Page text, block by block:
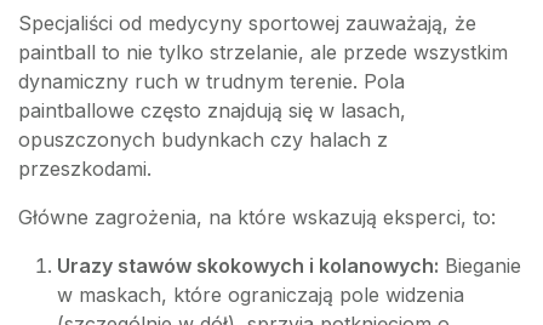
Specjaliści od medycyny sportowej zauważają, że
paintball to nie tylko strzelanie, ale przede wszystkim
dynamiczny ruch w trudnym terenie. Pola
paintballowe często znajdują się w lasach,
opuszczonych budynkach czy halach z
przeszkodami.
Główne zagrożenia, na które wskazują eksperci, to:
Urazy stawów skokowych i kolanowych: Bieganie
w maskach, które ograniczają pole widzenia